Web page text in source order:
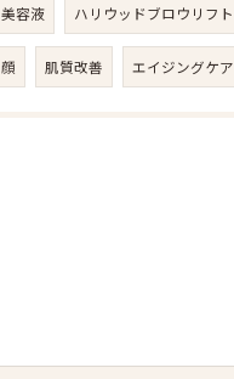
美容液 ハリウッドブロウリフト
顔 肌質改善 エイジングケア